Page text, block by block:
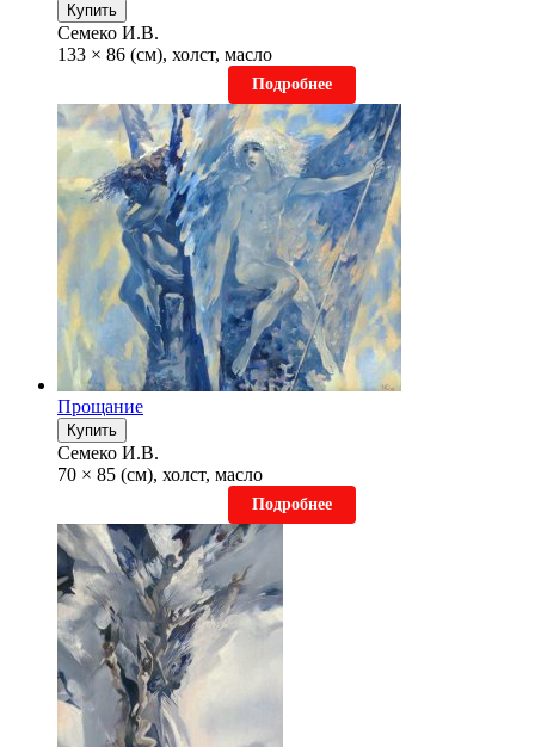
Купить
Семеко И.В.
133 × 86 (см), холст, масло
Подробнее
Прощание
Купить
Семеко И.В.
70 × 85 (см), холст, масло
Подробнее